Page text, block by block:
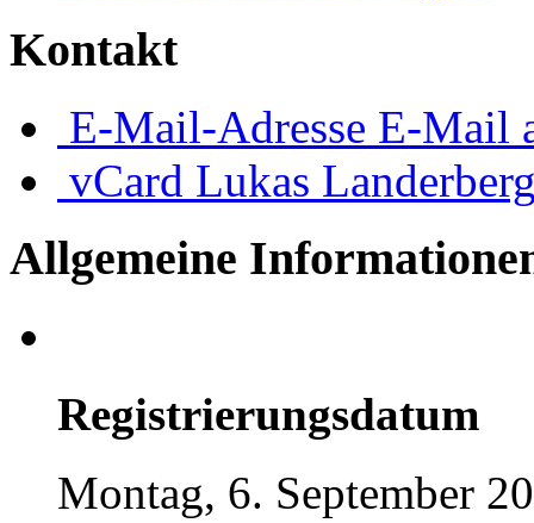
Kontakt
E-Mail-Adresse E-Mail
vCard Lukas
Allgemeine
Registrierungsdatum
Montag, 6. September